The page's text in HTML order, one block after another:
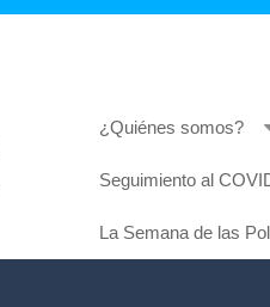
¿Quiénes somos?
Seguimiento al
La Semana de las